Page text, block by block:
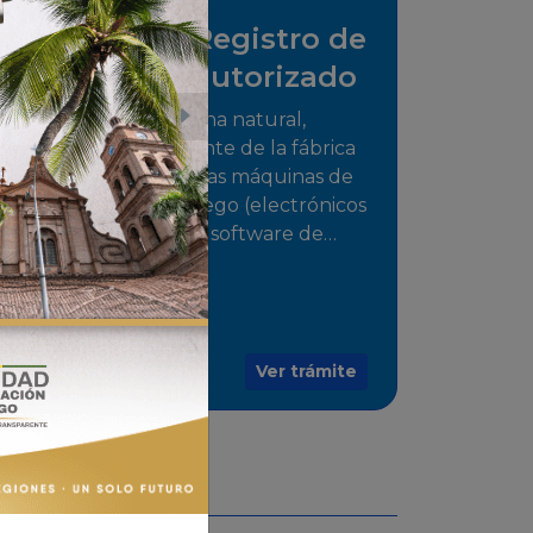
Solicitud de Registro de
distribuidor autorizado
Tramite para la persona natural,
jurídica o representante de la fábrica
que comercializarán las máquinas de
juego o medios de juego (electrónicos
o electromecánicos o software de
juegos) de las Empresas Fabricantes
Autorizadas
Ver trámite